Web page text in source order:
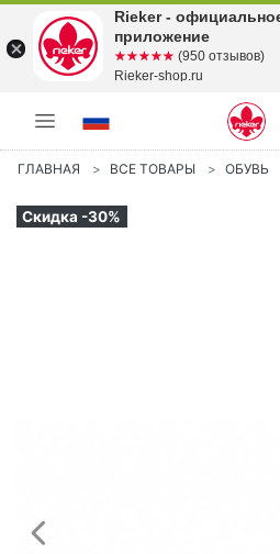
ГЛАВНАЯ ВСЕ ТОВАРЫ ОБУВЬ
Скидка -30%
Предыдущий
Rieker -
приложение
☆☆☆☆☆
★★★★★ (950 отзывов)
Rieker-shop.ru